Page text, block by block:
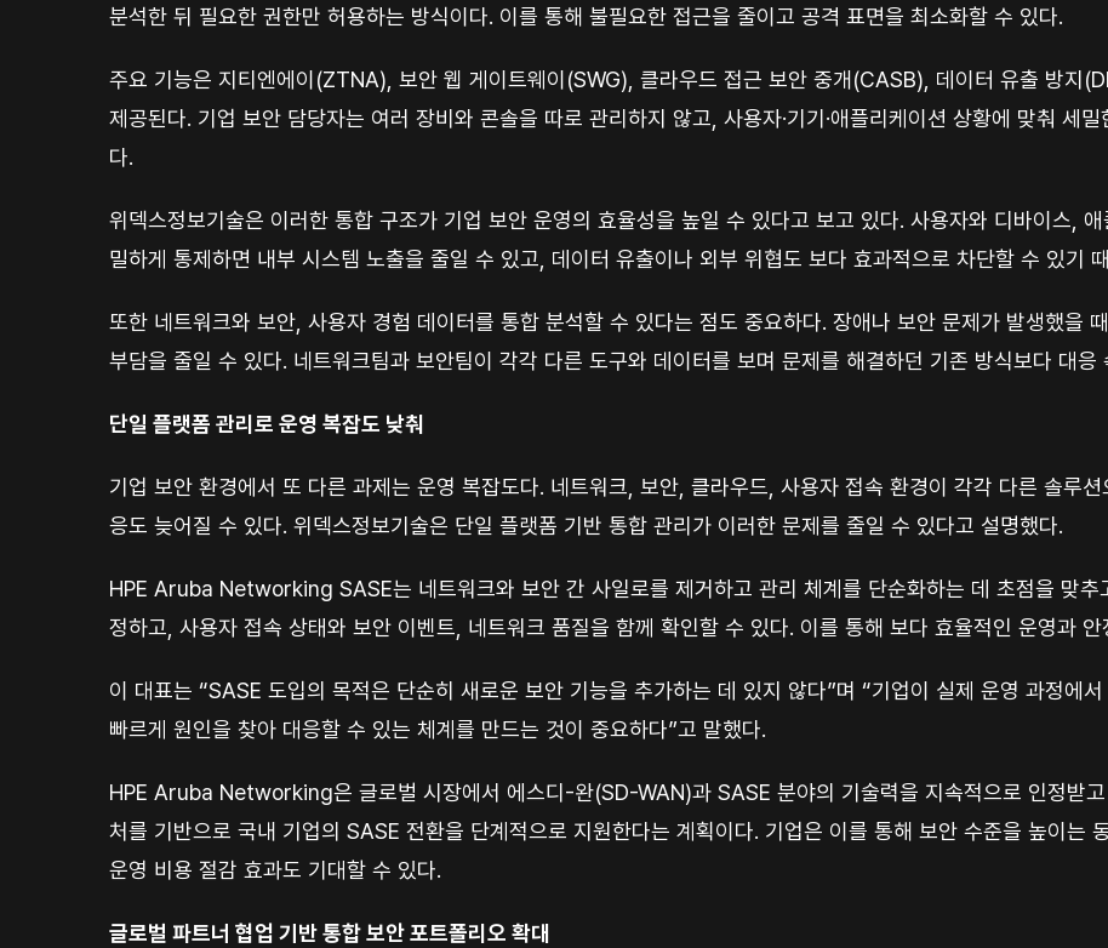
분석한 뒤 필요한 권한만 허용하는 방식이다. 이를 통해 불필요한 접근을 줄이고 공격 표면을 최소화할 수 있다.
주요 기능은 지티엔에이(ZTNA), 보안 웹 게이트웨이(SWG), 클라우드 접근 보안 중개(CASB), 데이터 유출 방지
제공된다. 기업 보안 담당자는 여러 장비와 콘솔을 따로 관리하지 않고, 사용자·기기·애플리케이션 상황에 맞춰 세
다.
위덱스정보기술은 이러한 통합 구조가 기업 보안 운영의 효율성을 높일 수 있다고 보고 있다. 사용자와 디바이스,
밀하게 통제하면 내부 시스템 노출을 줄일 수 있고, 데이터 유출이나 외부 위협도 보다 효과적으로 차단할 수 있기
또한 네트워크와 보안, 사용자 경험 데이터를 통합 분석할 수 있다는 점도 중요하다. 장애나 보안 문제가 발생했을
부담을 줄일 수 있다. 네트워크팀과 보안팀이 각각 다른 도구와 데이터를 보며 문제를 해결하던 기존 방식보다 대응
단일 플랫폼 관리로 운영 복잡도 낮춰
기업 보안 환경에서 또 다른 과제는 운영 복잡도다. 네트워크, 보안, 클라우드, 사용자 접속 환경이 각각 다른 솔루
응도 늦어질 수 있다. 위덱스정보기술은 단일 플랫폼 기반 통합 관리가 이러한 문제를 줄일 수 있다고 설명했다.
HPE Aruba Networking SASE는 네트워크와 보안 간 사일로를 제거하고 관리 체계를 단순화하는 데 초점을 맞추
정하고, 사용자 접속 상태와 보안 이벤트, 네트워크 품질을 함께 확인할 수 있다. 이를 통해 보다 효율적인 운영과
이 대표는 “SASE 도입의 목적은 단순히 새로운 보안 기능을 추가하는 데 있지 않다”며 “기업이 실제 운영 과정에
빠르게 원인을 찾아 대응할 수 있는 체계를 만드는 것이 중요하다”고 말했다.
HPE Aruba Networking은 글로벌 시장에서 에스디-완(SD-WAN)과 SASE 분야의 기술력을 지속적으로 인정받
처를 기반으로 국내 기업의 SASE 전환을 단계적으로 지원한다는 계획이다. 기업은 이를 통해 보안 수준을 높이는
운영 비용 절감 효과도 기대할 수 있다.
글로벌 파트너 협업 기반 통합 보안 포트폴리오 확대